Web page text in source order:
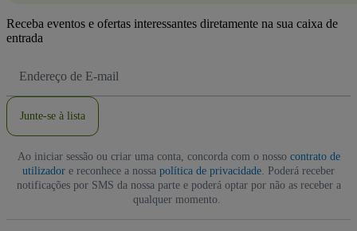
Receba eventos e ofertas interessantes diretamente na sua caixa de
entrada
de
Junte-se à lista
Ao iniciar sessão ou criar uma conta, concorda com o nosso contrato de
utilizador e reconhece a nossa política de privacidade . Poderá receber
notificações por SMS da nossa parte e poderá optar por não as receber a
qualquer momento.